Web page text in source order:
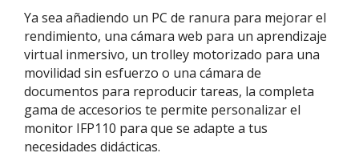
Ya sea añadiendo un PC de ranura para mejorar el
rendimiento, una cámara web para un aprendizaje
virtual inmersivo, un trolley motorizado para una
movilidad sin esfuerzo o una cámara de
documentos para reproducir tareas, la completa
gama de accesorios te permite personalizar el
monitor IFP110 para que se adapte a tus
necesidades didácticas.